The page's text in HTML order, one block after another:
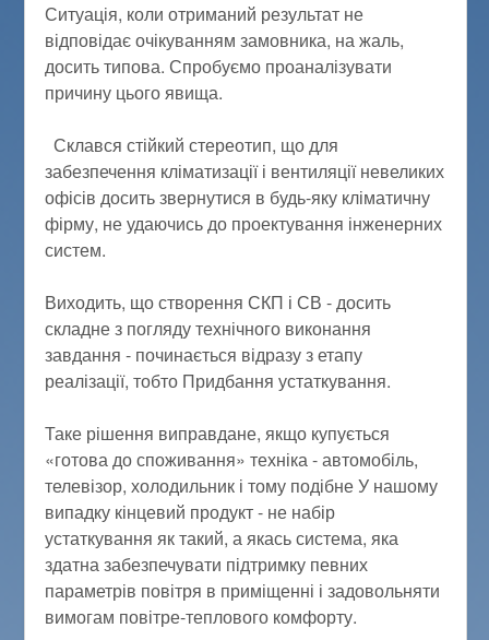
Ситуація, коли отриманий результат не
відповідає очікуванням замовника, на жаль,
досить типова. Спробуємо проаналізувати
причину цього явища.
Склався стійкий стереотип, що для
забезпечення кліматизації і вентиляції невеликих
офісів досить звернутися в будь-яку кліматичну
фірму, не удаючись до проектування інженерних
систем.
Виходить, що створення СКП і СВ - досить
складне з погляду технічного виконання
завдання - починається відразу з етапу
реалізації, тобто Придбання устаткування.
Таке рішення виправдане, якщо купується
«готова до споживання» техніка - автомобіль,
телевізор, холодильник і тому подібне У нашому
випадку кінцевий продукт - не набір
устаткування як такий, а якась система, яка
здатна забезпечувати підтримку певних
параметрів повітря в приміщенні і задовольняти
вимогам повітре-теплового комфорту.